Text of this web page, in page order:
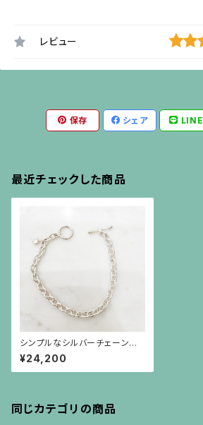
レビュー
保存 シェア LINE
最近チェックした商品
シンプルなシルバーチェーンに
マンテルのブレスレット
¥24,200
同じカテゴリの商品